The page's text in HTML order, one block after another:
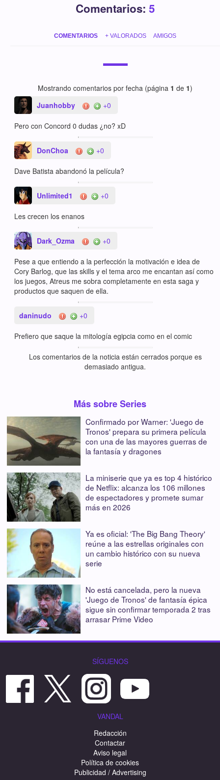
Comentarios: 5
COMENTARIOS + VALORADOS AMIGOS
Mostrando comentarios por fecha (página 1 de 1)
Juanhobby
+0
Pero con Concord 0 dudas ¿no? xD
DonChoa +0
Dave Batista abandonó la película?
Unlimited1 +0
Les crecen los enanos
Dark_Ozma +0
Pese a que entiendo a la perfección la motivación e idea de
Cory Barlog, que las skills y el tema arco me encantan así como
los juegos, Atreus me sobra completamente en esta saga y
productos que saquen de ella.
daninudo +0
Prefiero que saque la mitología egipcia como en el comic
Los comentarios de la noticia están cerrados porque es
demasiado antigua.
Más sobre Series
Confirmado por Warner: 'Juego de
Tronos' prepara su primera película
con una de las mayores guerras de
la fantasía y dragones
La miniserie que ya es top 4 histórico
de Netflix: alcanza los 106 millones
de espectadores y promete sumar
más en 2026
Ya es oficial: 'The Big Bang Theory'
reúne a las estrellas originales con
un cambio histórico con su nueva
serie
No está cancelada, pero la nueva
'Juego de Tronos' de fantasía épica
sigue sin confirmar temporada 2 tras
arrasar Prime Video
SÍGUENOS
VANDAL
Redacción
Contactar
Aviso legal
Política de cookies
Publicidad / Advertising